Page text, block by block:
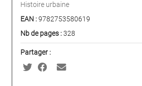
Histoire urbaine
EAN :9782753580619
Nb de pages :328
Partager :